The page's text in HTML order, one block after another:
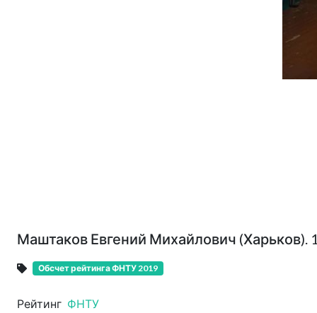
Маштаков Евгений Михайлович (Харьков).
Обсчет рейтинга ФНТУ 2019
Рейтинг ФНТУ